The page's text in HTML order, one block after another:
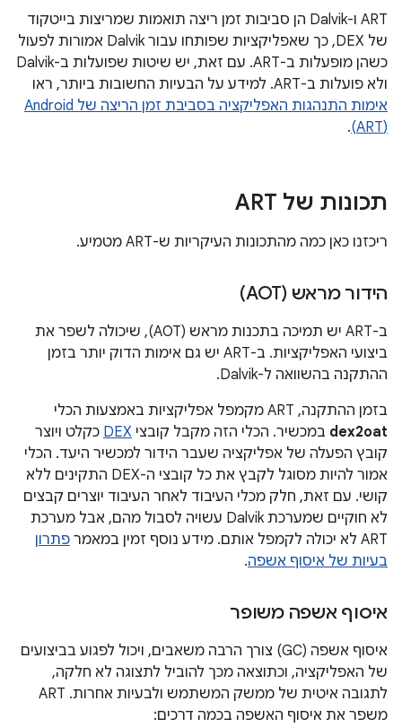
ART ו-Dalvik הן סביבות זמן ריצה תואמות שמריצות בייטקוד
של DEX, כך שאפליקציות שפותחו עבור Dalvik אמורות לפעול
כשהן מופעלות ב-ART. עם זאת, יש שיטות שפועלות ב-Dalvik
ולא פועלות ב-ART. למידע על הבעיות החשובות ביותר, ראו
(ART)
.
תכונות של ART
ריכזנו כאן כמה מהתכונות העיקריות ש-ART מטמיע.
הידור מראש (AOT)
ב-ART יש תמיכה בתכנות מראש (AOT), שיכולה לשפר את
ביצועי האפליקציות. ב-ART יש גם אימות הדוק יותר בזמן
ההתקנה בהשוואה ל-Dalvik.
בזמן ההתקנה, ART מקמפל אפליקציות באמצעות הכלי
dex2oat במכשיר. הכלי הזה מקבל קובצי DEX כקלט ויוצר
קובץ הפעלה של אפליקציה שעבר הידור למכשיר היעד. הכלי
אמור להיות מסוגל לקבץ את כל קובצי ה-DEX התקינים ללא
קושי. עם זאת, חלק מכלי העיבוד לאחר העיבוד יוצרים קבצים
לא חוקיים שמערכת Dalvik עשויה לסבול מהם, אבל מערכת
ART לא יכולה לקמפל אותם. מידע נוסף זמין במאמר
פתרון
בעיות של איסוף אשפה.
איסוף אשפה משופר
איסוף אשפה (GC) צורך הרבה משאבים, ויכול לפגוע בביצועים
של האפליקציה, וכתוצאה מכך להוביל לתצוגה לא חלקה,
לתגובה איטית של ממשק המשתמש ולבעיות אחרות. ‏ART
משפר את איסוף האשפה בכמה דרכים: